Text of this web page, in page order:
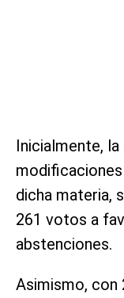
Inicialmente,
dicha materia,
261 votos a
abstenciones.
Asimismo, con